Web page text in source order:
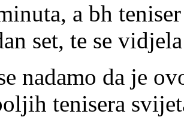
a bh
set, te se
nadamo da je
tenisera